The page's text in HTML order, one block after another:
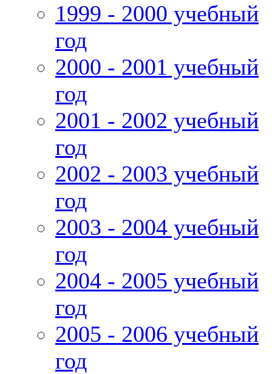
1999 - 2000 учебный
год
2000 - 2001 учебный
год
2001 - 2002 учебный
год
2002 - 2003 учебный
год
2003 - 2004 учебный
год
2004 - 2005 учебный
год
2005 - 2006 учебный
год